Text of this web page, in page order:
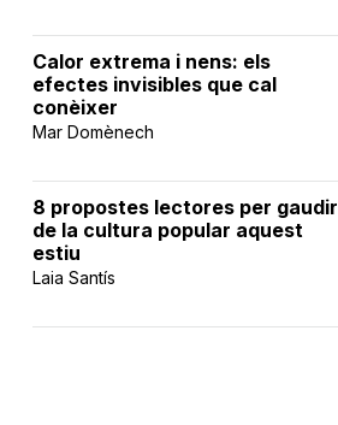
Calor extrema i nens: els
efectes invisibles que cal
conèixer
Mar Domènech
8 propostes lectores per gaudir
de la cultura popular aquest
estiu
Laia Santís